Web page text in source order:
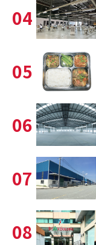
04
05
06
07
08